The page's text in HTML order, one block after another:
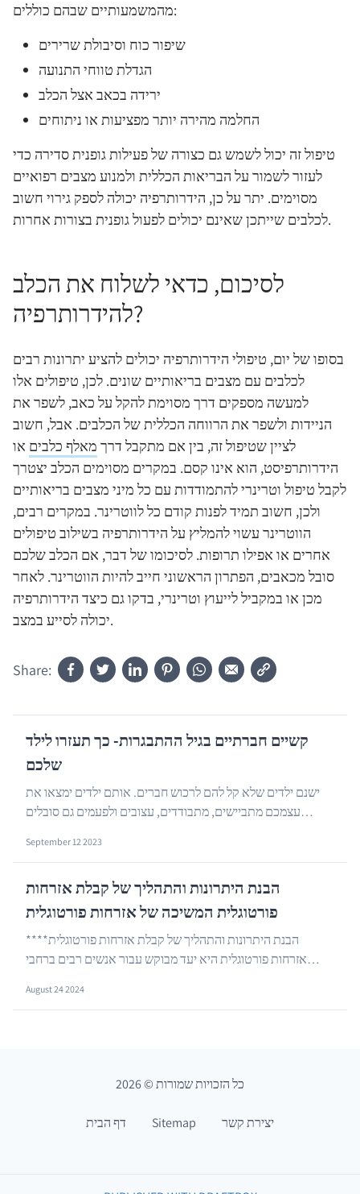
מהמשמעותיים שבהם כוללים:
שיפור כוח וסיבולת שרירים
הגדלת טווחי התנועה
ירידה בכאב אצל הכלב
החלמה מהירה יותר מפציעות או ניתוחים
טיפול זה יכול לשמש גם כצורה של פעילות גופנית סדירה כדי
לעזור לשמור על הבריאות הכללית ולמנוע מצבים רפואיים
מסוימים. יתר על כן, הידרותרפיה יכולה לספק גירוי חשוב
לכלבים שייתכן שאינם יכולים לפעול גופנית בצורות אחרות.
לסיכום, כדאי לשלוח את הכלב
להידרותרפיה?
בסופו של יום, טיפולי הידרותרפיה יכולים להציע יתרונות רבים
לכלבים עם מצבים בריאותיים שונים. לכן, טיפולים אלו
למעשה מספקים דרך מסוימת להקל על כאב, לשפר את
הניידות ולשפר את הרווחה הכללית של הכלבים. אבל, חשוב
לציין שטיפול זה, בין אם מתקבל דרך מאלף כלבים או
הידרותרפיסט, הוא אינו קסם. במקרים מסוימים הכלב יצטרך
לקבל טיפול וטרינרי להתמודדות עם כל מיני מצבים בריאותיים
ולכן, חשוב תמיד לפנות קודם כל לווטרינר. במקרים רבים,
הווטרינר עשוי להמליץ על הידרותרפיה בשילוב טיפולים
אחרים או אפילו תרופות. לסיכומו של דבר, אם הכלב שלכם
סובל מכאבים, הפתרון הראשוני חייב להיות הווטרינר. לאחר
מכן או במקביל לייעוץ וטרינרי, בדקו גם כיצד הידרותרפיה
יכולה לסייע במצב.
Share:
קשיים חברתיים בגיל ההתבגרות- כך תעזרו לילד
שלכם
ישנם ילדים שלא קל להם לרכוש חברים. אותם ילדים ימצאו את
עצמכם מתביישים, מתבודדים, עצובים ולפעמים גם סובלים
September 12 2023
הבנת היתרונות והתהליך של קבלת אזרחות
פורטוגלית המשיכה של אזרחות פורטוגלית
**הבנת היתרונות והתהליך של קבלת אזרחות פורטוגלית**
אזרחות פורטוגלית היא יעד מבוקש עבור אנשים רבים ברחבי
August 24 2024
כל הזכויות שמורות©
2026
דף הבית Sitemap יצירת קשר